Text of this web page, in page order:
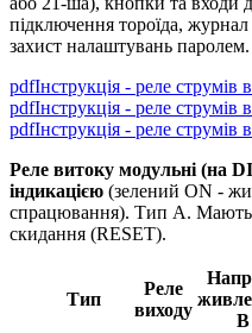
підключення тороїда, журнал
захист налаштувань паролем.
pdfІнструкція - реле
pdfІнструкція - реле
pdfІнструкція - реле
Реле витоку модульні (на
індикацією (зелений ON -
спрацювання). Тип А. Мають
скидання (RESET).
Тип
Реле
виходу
В